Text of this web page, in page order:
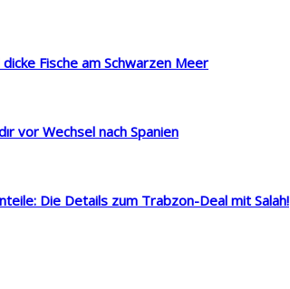
Fische am Schwarzen Meer
vor Wechsel nach Spanien
Die Details zum Trabzon-Deal mit Salah!